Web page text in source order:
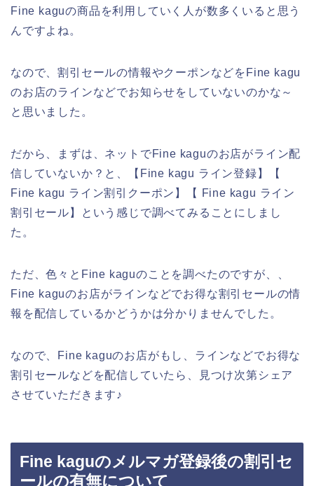
Fine kaguの商品を利用していく人が数多くいると思う
んですよね。
なので、割引セールの情報やクーポンなどをFine kagu
のお店のラインなどでお知らせをしていないのかな～
と思いました。
だから、まずは、ネットでFine kaguのお店がライン配
信していないか？と、【Fine kagu ライン登録】【
Fine kagu ライン割引クーポン】【 Fine kagu ライン
割引セール】という感じで調べてみることにしまし
た。
ただ、色々とFine kaguのことを調べたのですが、、
Fine kaguのお店がラインなどでお得な割引セールの情
報を配信しているかどうかは分かりませんでした。
なので、Fine kaguのお店がもし、ラインなどでお得な
割引セールなどを配信していたら、見つけ次第シェア
させていただきます♪
Fine kaguのメルマガ登録後の割引セ
ールの有無について